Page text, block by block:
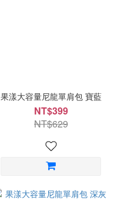
果漾大容量尼龍單肩包 寶藍
NT$399
NT$629